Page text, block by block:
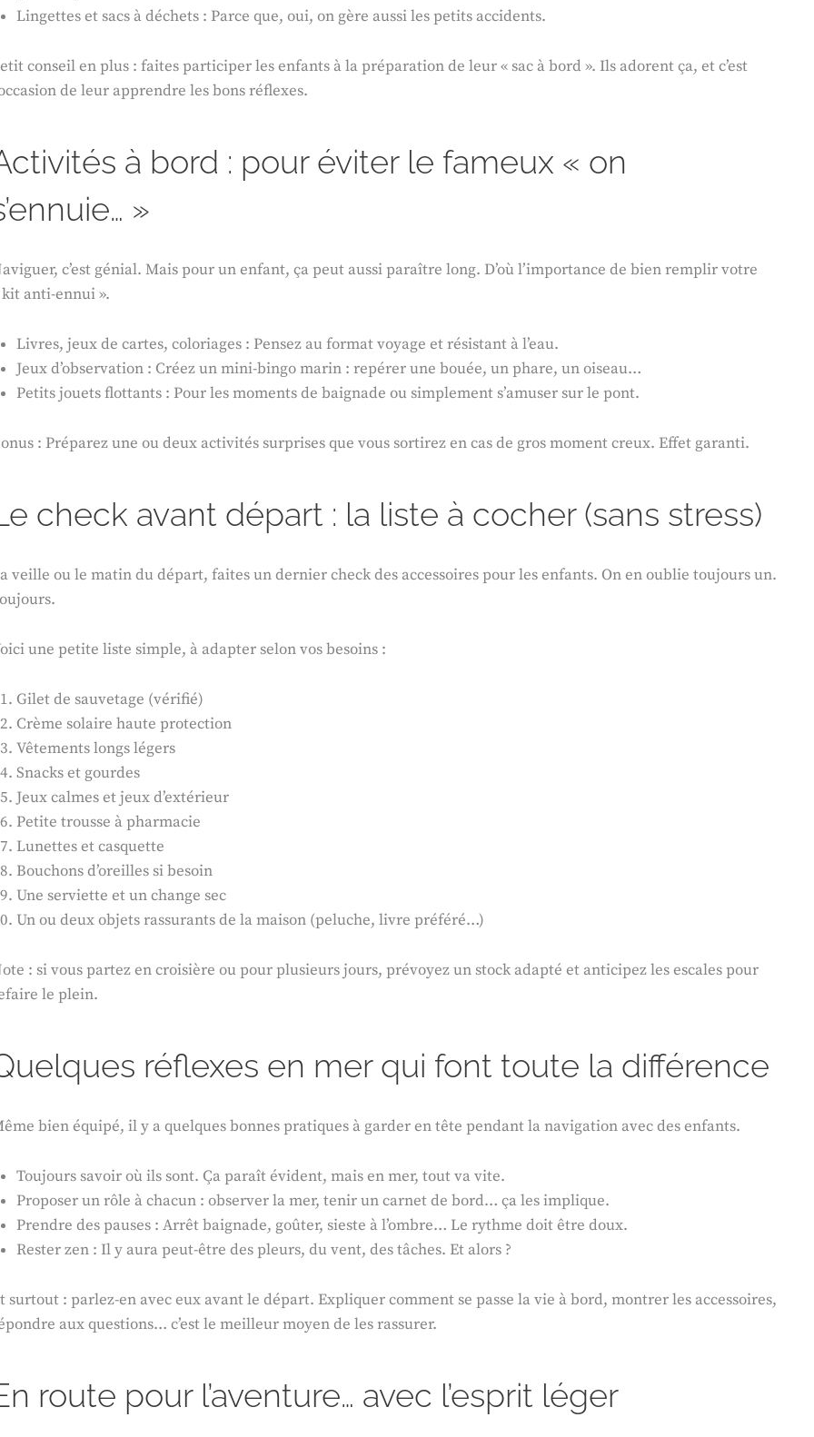
Lingettes et sacs à déchets : Parce que, oui, on gère aussi les petits accidents.
conseil en plus : faites participer les enfants à la préparation de leur « sac à bord ». Ils adorent ça, et c’est
de leur apprendre les bons réflexes.
à bord : pour éviter le fameux « on
»
c’est génial. Mais pour un enfant, ça peut aussi paraître long. D’où l’importance de bien remplir votre
kit anti-ennui ».
Livres, jeux de cartes, coloriages : Pensez au format voyage et résistant à l’eau.
Jeux d’observation : Créez un mini-bingo marin : repérer une bouée, un phare, un oiseau…
Petits jouets flottants : Pour les moments de baignade ou simplement s’amuser sur le pont.
: Préparez une ou deux activités surprises que vous sortirez en cas de gros moment creux. Effet garanti.
check avant départ : la liste à cocher (sans stress)
veille ou le matin du départ, faites un dernier check des accessoires pour les enfants. On en oublie toujours un.
une petite liste simple, à adapter selon vos besoins :
Gilet de sauvetage (vérifié)
Crème solaire haute protection
Vêtements longs légers
Snacks et gourdes
Jeux calmes et jeux d’extérieur
Petite trousse à pharmacie
Lunettes et casquette
Bouchons d’oreilles si besoin
Une serviette et un change sec
Un ou deux objets rassurants de la maison (peluche, livre préféré…)
: si vous partez en croisière ou pour plusieurs jours, prévoyez un stock adapté et anticipez les escales pour
le plein.
réflexes en mer qui font toute la différence
bien équipé, il y a quelques bonnes pratiques à garder en tête pendant la navigation avec des enfants.
Toujours savoir où ils sont. Ça paraît évident, mais en mer, tout va vite.
Proposer un rôle à chacun : observer la mer, tenir un carnet de bord… ça les implique.
Prendre des pauses : Arrêt baignade, goûter, sieste à l’ombre… Le rythme doit être doux.
Rester zen : Il y aura peut-être des pleurs, du vent, des tâches. Et alors ?
surtout : parlez-en avec eux avant le départ. Expliquer comment se passe la vie à bord, montrer les accessoires,
aux questions… c’est le meilleur moyen de les rassurer.
route pour l’aventure… avec l’esprit léger